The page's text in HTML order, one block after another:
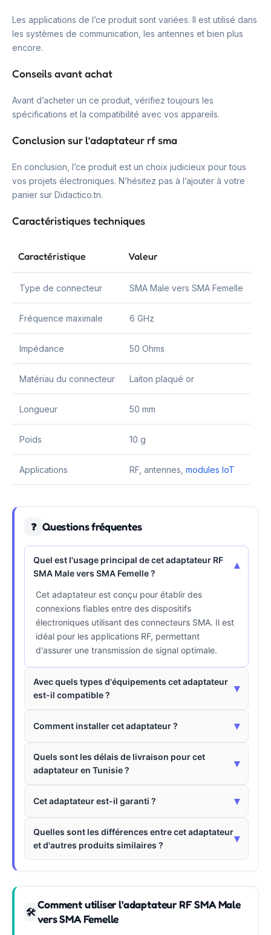
Les applications de l’ce produit sont variées. Il est utilisé dans
les systèmes de communication, les antennes et bien plus
encore.
Conseils avant achat
Avant d’acheter un ce produit, vérifiez toujours les
spécifications et la compatibilité avec vos appareils.
Conclusion sur l’adaptateur rf sma
En conclusion, l’ce produit est un choix judicieux pour tous
vos projets électroniques. N’hésitez pas à l’ajouter à votre
panier sur Didactico.tn.
Caractéristiques techniques
Caractéristique Valeur
Type de connecteur SMA Male vers SMA Femelle
Fréquence maximale 6 GHz
Impédance 50 Ohms
Matériau du connecteur Laiton plaqué or
Longueur 50 mm
Poids 10 g
Applications RF, antennes, modules IoT
❓ Questions fréquentes
Quel est l'usage principal de cet adaptateur RF
SMA Male vers SMA Femelle ?
▾
Cet adaptateur est conçu pour établir des
connexions fiables entre des dispositifs
électroniques utilisant des connecteurs SMA. Il est
idéal pour les applications RF, permettant
d'assurer une transmission de signal optimale.
Avec quels types d'équipements cet adaptateur
est-il compatible ?
▾
Comment installer cet adaptateur ? ▾
Quels sont les délais de livraison pour cet
adaptateur en Tunisie ?
▾
Cet adaptateur est-il garanti ? ▾
Quelles sont les différences entre cet adaptateur
et d'autres produits similaires ?
▾
🛠
Comment utiliser l'adaptateur RF SMA Male
vers SMA Femelle